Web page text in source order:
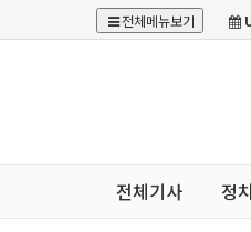
전체메뉴보기
전체기사 정치